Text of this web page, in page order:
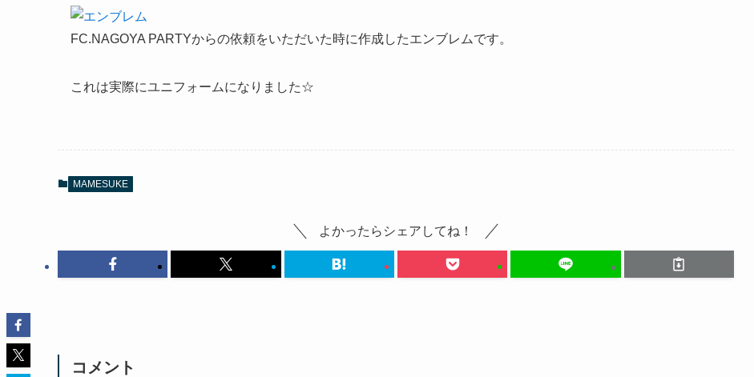
FC.NAGOYA PARTYからの依頼をいただいた時に作成したエンブレムです。
これは実際にユニフォームになりました☆
MAMESUKE
よかったらシェアしてね！
コメント